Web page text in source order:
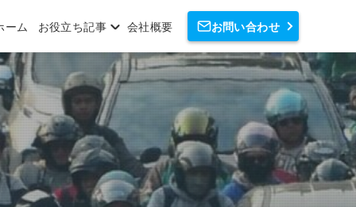
ーム お役立ち記事 会社概要 お問い合わせ